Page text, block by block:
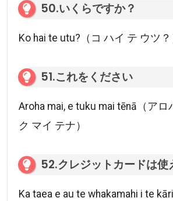
50.いくらですか？
Ko hai te utu?（コ ハイ テ ウツ？
51.これをください
Aroha mai, e tuku mai tēnā（アロ
ク マイ テナ）
52.クレジットカードは使
Ka taea e au te whakamahi i te